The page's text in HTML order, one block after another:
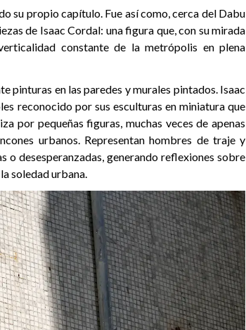
su propio capítulo. Fue así como, cerca del Dabu
de Isaac Cordal: una figura que, con su mirada
constante de la metrópolis en plena
pinturas en las paredes y murales pintados. Isaac
reconocido por sus esculturas en miniatura que
por pequeñas figuras, muchas veces de apenas
urbanos. Representan hombres de traje y
o desesperanzadas, generando reflexiones sobre
soledad urbana.